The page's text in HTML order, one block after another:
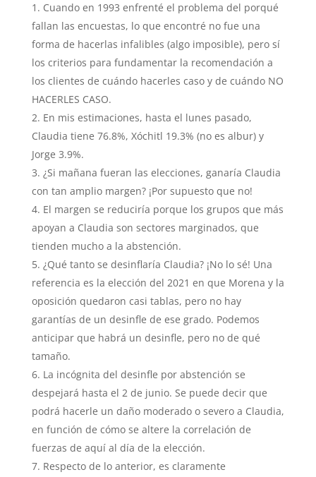
Cuando en 1993 enfrenté el problema del porqué
fallan las encuestas, lo que encontré no fue una
forma de hacerlas infalibles (algo imposible), pero sí
los criterios para fundamentar la recomendación a
los clientes de cuándo hacerles caso y de cuándo NO
HACERLES CASO.
En mis estimaciones, hasta el lunes pasado,
Claudia tiene 76.8%, Xóchitl 19.3% (no es albur) y
Jorge 3.9%.
¿Si mañana fueran las elecciones, ganaría Claudia
con tan amplio margen? ¡Por supuesto que no!
El margen se reduciría porque los grupos que más
apoyan a Claudia son sectores marginados, que
tienden mucho a la abstención.
¿Qué tanto se desinflaría Claudia? ¡No lo sé! Una
referencia es la elección del 2021 en que Morena y la
oposición quedaron casi tablas, pero no hay
garantías de un desinfle de ese grado. Podemos
anticipar que habrá un desinfle, pero no de qué
tamaño.
La incógnita del desinfle por abstención se
despejará hasta el 2 de junio. Se puede decir que
podrá hacerle un daño moderado o severo a Claudia,
en función de cómo se altere la correlación de
fuerzas de aquí al día de la elección.
Respecto de lo anterior, es claramente